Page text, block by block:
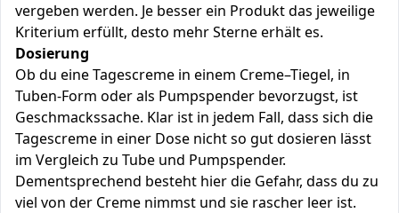
vergeben werden. Je besser ein Produkt das jeweilige
Kriterium erfüllt, desto mehr Sterne erhält es.
Dosierung
Ob du eine Tagescreme in einem Creme–Tiegel, in
Tuben-Form oder als Pumpspender bevorzugst, ist
Geschmackssache. Klar ist in jedem Fall, dass sich die
Tagescreme in einer Dose nicht so gut dosieren lässt
im Vergleich zu Tube und Pumpspender.
Dementsprechend besteht hier die Gefahr, dass du zu
viel von der Creme nimmst und sie rascher leer ist.